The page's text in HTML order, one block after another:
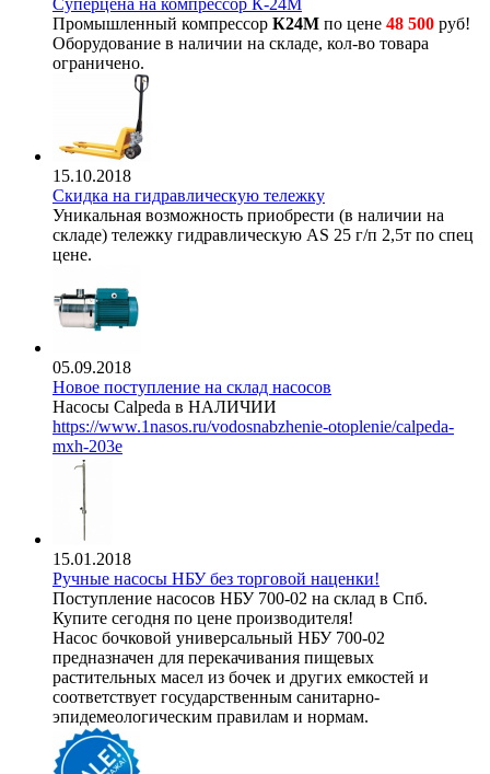
Суперцена на компрессор К-24М
Промышленный компрессор К24М по цене 48 500 руб!
Оборудование в наличии на складе, кол-во товара
ограничено.
15.10.2018
Скидка на гидравлическую тележку
Уникальная возможность приобрести (в наличии на
складе) тележку гидравлическую AS 25 г/п 2,5т по спец
цене.
05.09.2018
Новое поступление на склад насосов
Насосы Calpeda в НАЛИЧИИ
https://www.1nasos.ru/vodosnabzhenie-otoplenie/calpeda-
mxh-203e
15.01.2018
Ручные насосы НБУ без торговой наценки!
Поступление насосов НБУ 700-02 на склад в Спб.
Купите сегодня по цене производителя!
Насос бочковой универсальный НБУ 700-02
предназначен для перекачивания пищевых
растительных масел из бочек и других емкостей и
соответствует государственным санитарно-
эпидемеологическим правилам и нормам.